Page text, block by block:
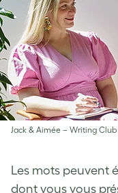
Jack & Aimée – Writing Club
Les mots peuvent
dont vous vous